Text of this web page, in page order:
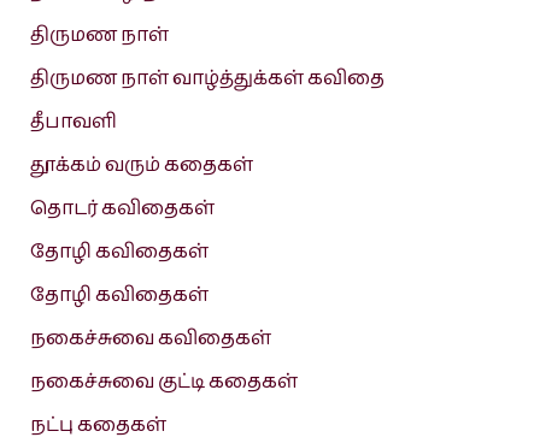
திருமண நாள்
திருமண நாள் வாழ்த்துக்கள் கவிதை
தீபாவளி
தூக்கம் வரும் கதைகள்
தொடர் கவிதைகள்
தோழி கவிதைகள்
தோழி கவிதைகள்
நகைச்சுவை கவிதைகள்
நகைச்சுவை குட்டி கதைகள்
நட்பு கதைகள்